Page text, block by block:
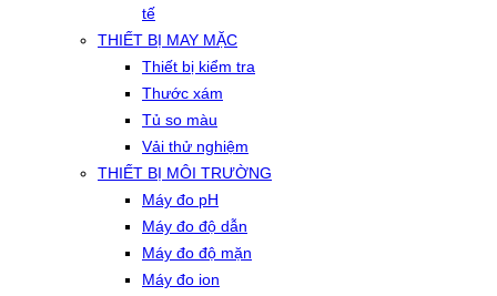
tế
THIẾT BỊ MAY MẶC
Thiết bị kiểm tra
Thước xám
Tủ so màu
Vải thử nghiệm
THIẾT BỊ MÔI TRƯỜNG
Máy đo pH
Máy đo độ dẫn
Máy đo độ mặn
Máy đo ion